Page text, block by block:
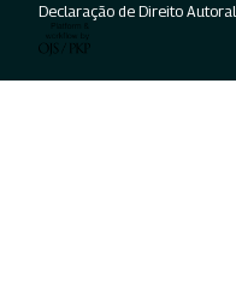
Declaração de Direito Autoral